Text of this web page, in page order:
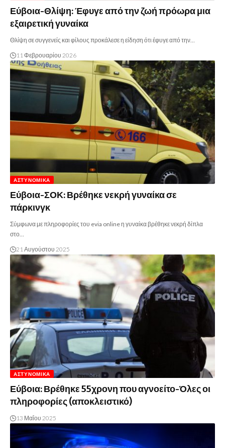
Εύβοια-Θλίψη: Έφυγε από την ζωή πρόωρα μια
εξαιρετική γυναίκα
Θλίψη σε συγγενείς και φίλους προκάλεσε η είδηση ότι έφυγε από την…
11 Φεβρουαρίου 2026
ΑΣΤΥΝΟΜΙΚΆ
Εύβοια-ΣΟΚ: Βρέθηκε νεκρή γυναίκα σε
πάρκινγκ
Σύμφωνα με πληροφορίες του evia online η γυναίκα βρέθηκε νεκρή δίπλα
στο…
21 Αυγούστου 2025
ΑΣΤΥΝΟΜΙΚΆ
Εύβοια: Βρέθηκε 55χρονη που αγνοείτο-Όλες οι
πληροφορίες (αποκλειστικό)
13 Μαΐου 2025